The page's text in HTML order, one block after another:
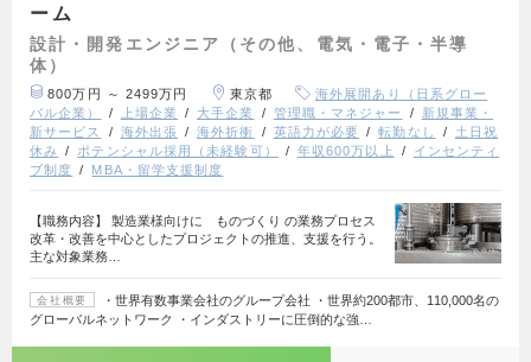
ーム
設計・開発エンジニア（その他、電気・電子・半導
体）
800万円 ～ 2499万円 東京都
海外展開あり（日系グロー
バル企業）
上場企業 大手企業 管理職・マネジャー
新規事業・
新サービス
海外出張 海外折衝 英語力が必要 転勤なし
土日祝
休み
ポテンシャル採用（未経験可） 年収600万以上
インセンティ
ブ制度
MBA・留学支援制度
【職務内容】 製造業様向けに ものづくり の業務プロセス
改革・改善を中心としたプロジェクトの推進、支援を行う。
主な対象業務…
会社概要
・世界有数事業会社のグループ会社 ・世界約200都市、110,000名の
グローバルネットワーク ・インダストリーに圧倒的な強…